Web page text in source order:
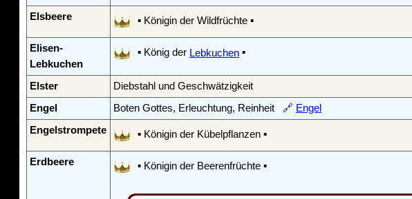
Elsbeere ▪ Königin der Wildfrüchte ▪
Elisen-
Lebkuchen
▪ König der Lebkuchen ▪
Elster
Diebstahl und Geschwätzigkeit
Engel
Boten Gottes, Erleuchtung, Reinheit 🔗 Engel
Engelstrompete
▪ Königin der Kübelpflanzen ▪
Erdbeere ▪ Königin der Beerenfrüchte ▪